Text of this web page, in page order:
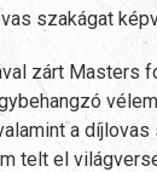
szakágat
zárt Masters
a
telt el